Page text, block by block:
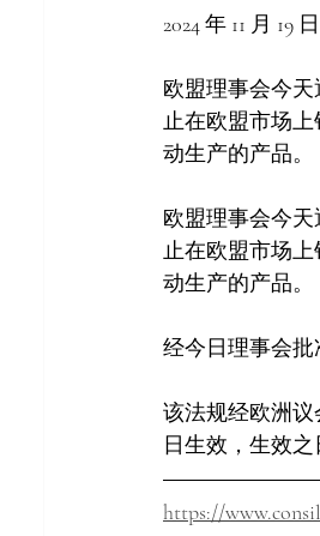
2024 年 11 月 19 日
欧盟理事会今
止在欧盟市场
动生产的产品。
欧盟理事会今
止在欧盟市场
动生产的产品。
经今日理事会批
该法规经欧洲
日生效，生效之
https://